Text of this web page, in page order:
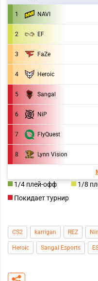
1 NAVI
2 EF
3 FaZe
4 Heroic
5 Sangal
6 NiP
7 FlyQuest
8 Lynn Vision
1/4 плей-офф 1/8
Покидает турнир
CS2 karrigan REZ
Heroic Sangal Esports